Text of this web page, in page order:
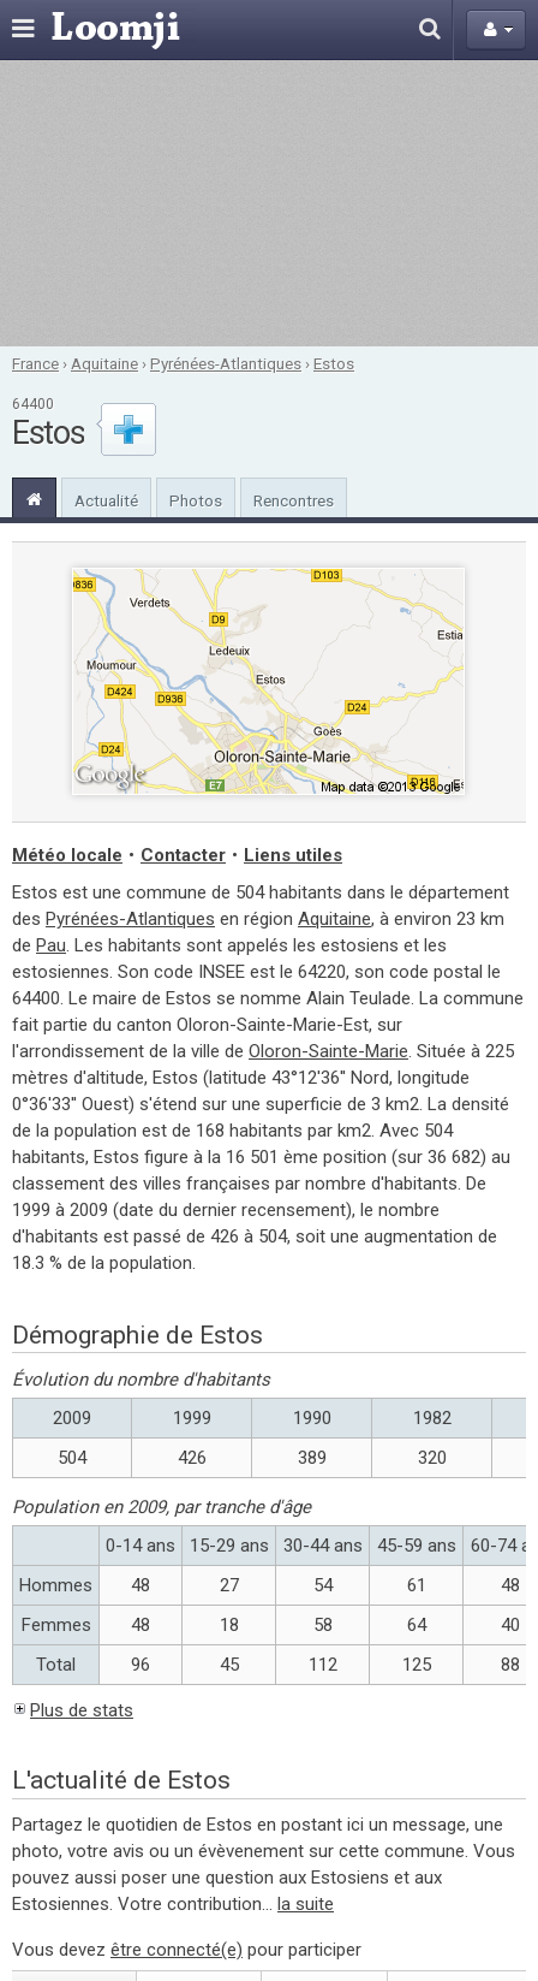
France › Aquitaine ›Pyrénées-Atlantiques ›Estos
64400
Estos
Actualité Photos Rencontres
Météo locale • Contacter • Liens utiles
Estos est une commune de 504 habitants dans le département
des Pyrénées-Atlantiques en région Aquitaine, à environ 23 km
de Pau. Les habitants sont appelés les estosiens et les
estosiennes. Son code INSEE est le 64220, son code postal le
64400. Le maire de Estos se nomme Alain Teulade. La commune
fait partie du canton Oloron-Sainte-Marie-Est, sur
l'arrondissement de la ville de Oloron-Sainte-Marie. Située à 225
mètres d'altitude, Estos (latitude 43°12'36'' Nord, longitude
0°36'33'' Ouest) s'étend sur une superficie de 3 km2. La densité
de la population est de 168 habitants par km2. Avec 504
habitants, Estos figure à la 16 501 ème position (sur 36 682) au
classement des villes françaises par nombre d'habitants. De
1999 à 2009 (date du dernier recensement), le nombre
d'habitants est passé de 426 à 504, soit une augmentation de
18.3 % de la population.
Démographie de Estos
Évolution du nombre d'habitants
2009
1999 1990 1982
504
426 389 320
Population en 2009, par tranche d'âge
0-14 ans
15-29 ans 30-44 ans 45-59 ans
60-74
Hommes
48 27 54 61
48
Femmes
48 18 58 64
40
Total
96 45 112 125 88
Plus de stats
L'actualité de Estos
Partagez le quotidien de Estos en postant ici un message, une
photo, votre avis ou un évèvenement sur cette commune. Vous
pouvez aussi poser une question aux Estosiens et aux
Estosiennes. Votre contribution... la suite
Vous devez être connecté(e) pour participer